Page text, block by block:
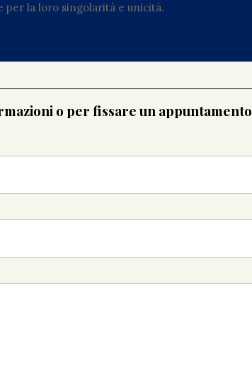
per la loro singolarità e unicità.
o per fissare un appuntamento